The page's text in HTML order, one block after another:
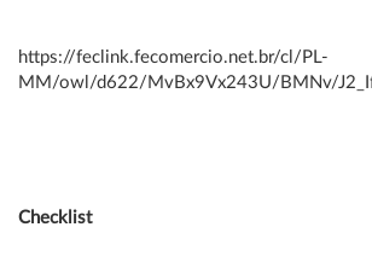
https://feclink.fecomercio.net.br/cl/PL-
MM/owl/d622/MvBx9Vx243U/BMNv/
Checklist